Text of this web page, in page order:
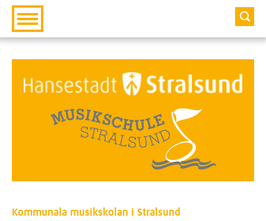
Zur Hauptnavigation
Zum Inhalt
Kommunala musikskolan i Stralsund